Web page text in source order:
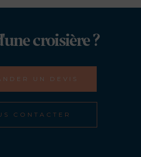
croisière ?
UN DEVIS
CONTACTER